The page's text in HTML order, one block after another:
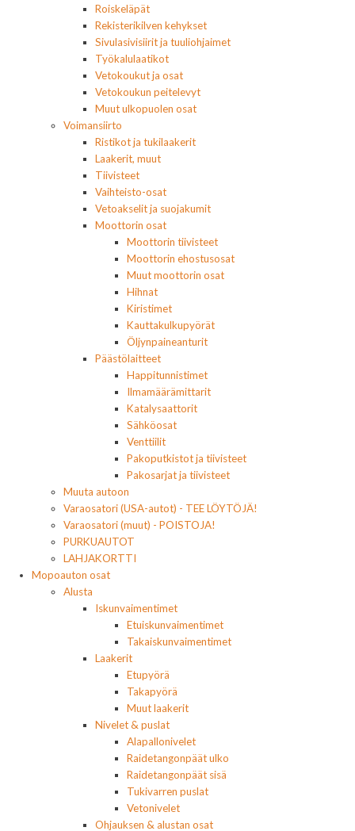
Roiskeläpät
Rekisterikilven kehykset
Sivulasivisiirit ja tuuliohjaimet
Työkalulaatikot
Vetokoukut ja osat
Vetokoukun peitelevyt
Muut ulkopuolen osat
Voimansiirto
Ristikot ja tukilaakerit
Laakerit, muut
Tiivisteet
Vaihteisto-osat
Vetoakselit ja suojakumit
Moottorin osat
Moottorin tiivisteet
Moottorin ehostusosat
Muut moottorin osat
Hihnat
Kiristimet
Kauttakulkupyörät
Öljynpaineanturit
Päästölaitteet
Happitunnistimet
Ilmamäärämittarit
Katalysaattorit
Sähköosat
Venttiilit
Pakoputkistot ja tiivisteet
Pakosarjat ja tiivisteet
Muuta autoon
Varaosatori (USA-autot) - TEE LÖYTÖJÄ!
Varaosatori (muut) - POISTOJA!
PURKUAUTOT
LAHJAKORTTI
Mopoauton osat
Alusta
Iskunvaimentimet
Etuiskunvaimentimet
Takaiskunvaimentimet
Laakerit
Etupyörä
Takapyörä
Muut laakerit
Nivelet & puslat
Alapallonivelet
Raidetangonpäät ulko
Raidetangonpäät sisä
Tukivarren puslat
Vetonivelet
Ohjauksen & alustan osat